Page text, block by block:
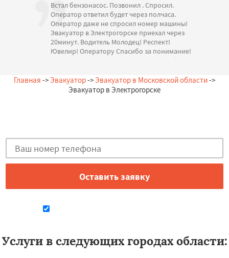
Встал бензонасос. Позвонил . Спросил.
Оператор ответил будет через полчаса.
Оператор даже не спросил номер машины!
Эвакуатор в Электрогорске приехал через
20минут. Водитель Молодец! Респект!
Ювелир! Оператору Спасибо за понимание!
Стоимость адекватная. Большое спасибо за
— А. Игоревна, 18.07.2026
Россия, Электрогорск, Центральная, 12
Главная ->Эвакуатор->Эвакуатор в Московской области->
Эвакуатор в Электрогорске
Услуги в следующих городах области: